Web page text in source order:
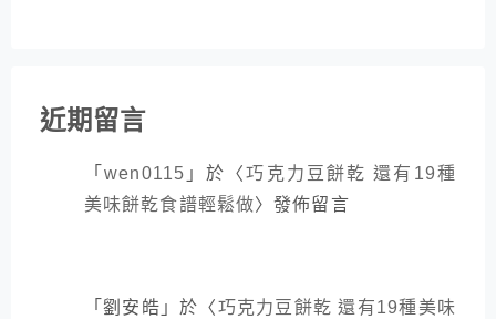
近期留言
「wen0115 」於〈巧克力豆餅乾 還有19種
美味餅乾食譜輕鬆做〉發佈留言
「劉安皓 」於〈巧克力豆餅乾 還有19種美味